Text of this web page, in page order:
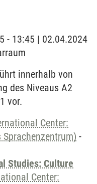
- 13:45 | 02.04.2024
innerhalb von
des Niveaus A2
vor.
Center:
-
Studies: Culture
Center: